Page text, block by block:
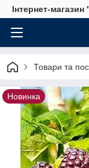
Інтернет-
Товари та
Новинка